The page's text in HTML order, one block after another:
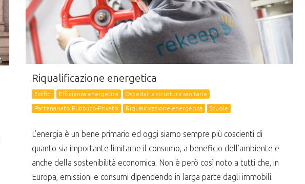
Riqualificazione energetica
Edifici Efficienza energetica
Ospedali e strutture sanitarie
Partenariato Pubblico-Privato
Riqualificazione energetica Scuole
L’energia è un bene primario ed oggi siamo sempre più coscienti di
quanto sia importante limitarne il consumo, a beneficio dell’ambiente e
anche della sostenibilità economica. Non è però così noto a tutti che, in
Europa, emissioni e consumi dipendendo in larga parte dagli immobili.